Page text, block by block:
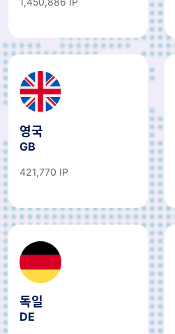
1,450,886 IP
영국
GB
421,770 IP
독일
DE